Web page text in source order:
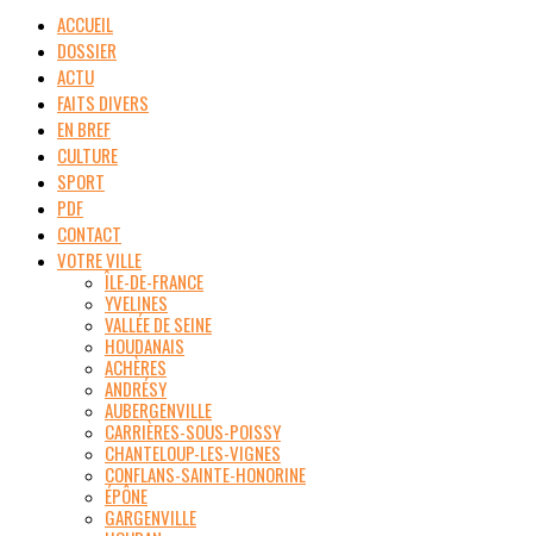
ACCUEIL
DOSSIER
ACTU
FAITS DIVERS
EN BREF
CULTURE
SPORT
PDF
CONTACT
VOTRE VILLE
ÎLE-DE-FRANCE
YVELINES
VALLÉE DE SEINE
HOUDANAIS
ACHÈRES
ANDRÉSY
AUBERGENVILLE
CARRIÈRES-SOUS-POISSY
CHANTELOUP-LES-VIGNES
CONFLANS-SAINTE-HONORINE
ÉPÔNE
GARGENVILLE